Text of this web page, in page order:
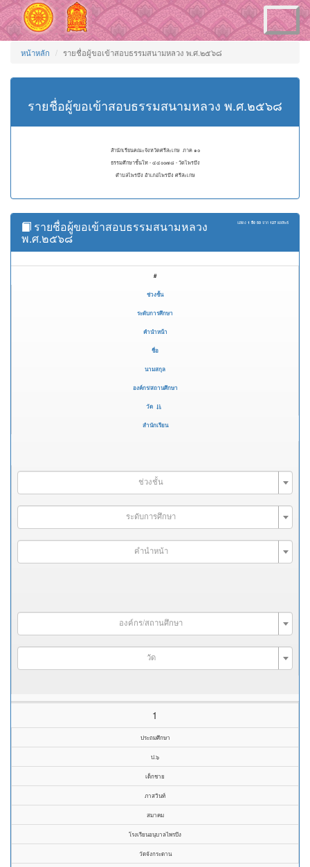
Toggle
navigation
หน้าหลัก รายชื่อผู้ขอเข้าสอบธรรมสนามหลวง พ.ศ.๒๕๖๘
รายชื่อผู้ขอเข้าสอบธรรมสนามหลวง พ.ศ.๒๕๖๘
สำนักเรียนคณะจังหวัดศรีสะเกษ ภาค ๑๐
ธรรมศึกษาชั้นโท - ๔๔๐๐๗๘ - วัดไพรบึง
ตำบลไพรบึง อำเภอไพรบึง ศรีสะเกษ
แสดง 1 ถึง 50 จาก 127 ผลลัพธ์
รายชื่อผู้ขอเข้าสอบธรรมสนามหลวง
พ.ศ.๒๕๖๘
#
ช่วงชั้น
ระดับการศึกษา
คำนำหน้า
ชื่อ
นามสกุล
องค์กร/สถานศึกษา
วัด
สำนักเรียน
ช่วงชั้น
ระดับการศึกษา
คำนำหน้า
องค์กร/สถานศึกษา
วัด
1
ประถมศึกษา
ป.๖
เด็กชาย
ภาสวินท์
สมาคม
โรงเรียนอนุบาลไพรบึง
วัดจังกระดาน